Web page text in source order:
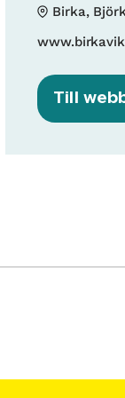
Birka,
Till